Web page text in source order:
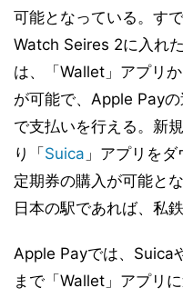
可能となっている。
Watch Seires 2に入れ
は、「Wallet」アプリ
が可能で、Apple Pay
で支払いを行える。新
り「 Suica 」アプリを
定期券の購入が可能と
日本の駅であれば、私
Apple Payでは、Suica
まで「Wallet」アプリ